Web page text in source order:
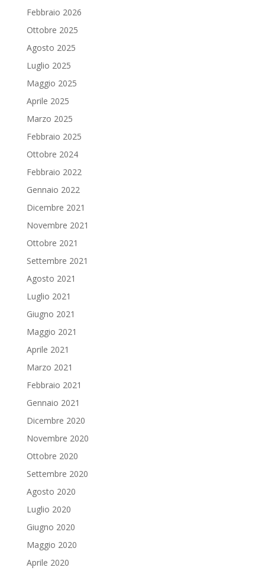
Febbraio 2026
Ottobre 2025
Agosto 2025
Luglio 2025
Maggio 2025
Aprile 2025
Marzo 2025
Febbraio 2025
Ottobre 2024
Febbraio 2022
Gennaio 2022
Dicembre 2021
Novembre 2021
Ottobre 2021
Settembre 2021
Agosto 2021
Luglio 2021
Giugno 2021
Maggio 2021
Aprile 2021
Marzo 2021
Febbraio 2021
Gennaio 2021
Dicembre 2020
Novembre 2020
Ottobre 2020
Settembre 2020
Agosto 2020
Luglio 2020
Giugno 2020
Maggio 2020
Aprile 2020